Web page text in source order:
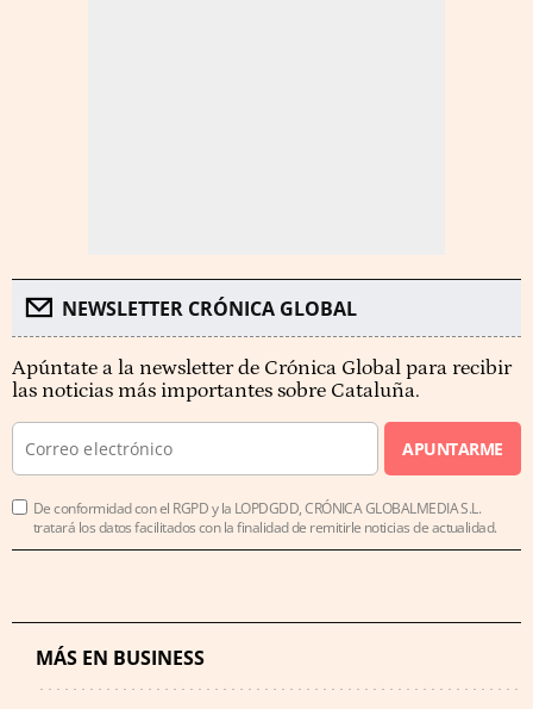
NEWSLETTER CRÓNICA GLOBAL
Apúntate a la newsletter de Crónica Global para recibir
las noticias más importantes sobre Cataluña.
APUNTARME
De conformidad con el RGPD y la LOPDGDD, CRÓNICA GLOBALMEDIA S.L.
tratará los datos facilitados con la finalidad de remitirle noticias de actualidad.
MÁS EN BUSINESS